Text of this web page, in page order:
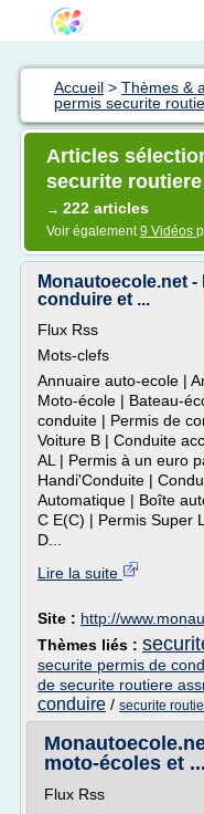
Accueil > Thèmes &
permis securite
Articles
securite
→ 222 articles
Voir également9 Vidéos
Monautoecole.net
conduire et ...
Flux Rss
Mots-clefs
Annuaire auto-ecole |
Moto-école | Bateau-
conduite | Permis de
Voiture B | Conduite
AL | Permis à un euro
Handi'Conduite |
Automatique | Boîte
C E(C) | Permis Super
D...
Lire la suite
Site : http://
Thèmes liés :
securite permis de
de securite routiere
conduire / securite
moto-écoles et ...
Flux Rss